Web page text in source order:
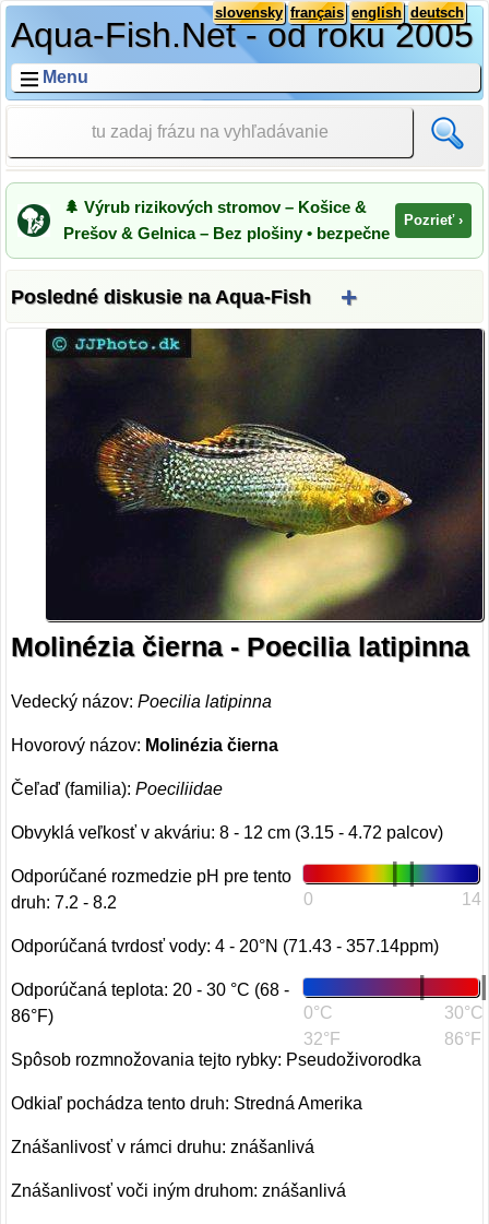
Aqua-Fish.Net - od roku 2005
deutsch
english
français
slovensky
Menu
🌲 Výrub rizikových stromov – Košice &
Prešov & Gelnica – Bez plošiny • bezpečne
Pozrieť ›
Posledné diskusie na Aqua-Fish +
Molinézia čierna - Poecilia latipinna
Vedecký názov:Poecilia latipinna
Hovorový názov: Molinézia čierna
Čeľaď (familia):Poeciliidae
Obvyklá veľkosť v akváriu: 8 - 12 cm (3.15 - 4.72 palcov)
0 14
Odporúčané rozmedzie pH pre tento
druh: 7.2 - 8.2
Odporúčaná tvrdosť vody: 4 - 20°N (71.43 - 357.14ppm)
0°C
32°F
30°C
86°F
Odporúčaná teplota: 20 - 30 °C (68 -
86°F)
Spôsob rozmnožovania tejto rybky: Pseudoživorodka
Odkiaľ pochádza tento druh: Stredná Amerika
Znášanlivosť v rámci druhu: znášanlivá
Znášanlivosť voči iným druhom: znášanlivá